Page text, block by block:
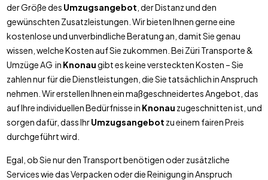
der Größe des Umzugsangebot , der Distanz und den
gewünschten Zusatzleistungen. Wir bieten Ihnen gerne eine
kostenlose und unverbindliche Beratung an, damit Sie genau
wissen, welche Kosten auf Sie zukommen. Bei Züri Transporte &
Umzüge AG in Knonaugibt es keine versteckten Kosten – Sie
zahlen nur für die Dienstleistungen, die Sie tatsächlich in Anspruch
nehmen. Wir erstellen Ihnen ein maßgeschneidertes Angebot, das
auf Ihre individuellen Bedürfnisse in Knonau zugeschnitten ist, und
sorgen dafür, dass IhrUmzugsangebot zu einem fairen Preis
durchgeführt wird.
Egal, ob Sie nur den Transport benötigen oder zusätzliche
Services wie das Verpacken oder die Reinigung in Anspruch